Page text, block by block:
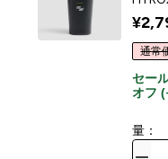
通常
セー
オフ
量：